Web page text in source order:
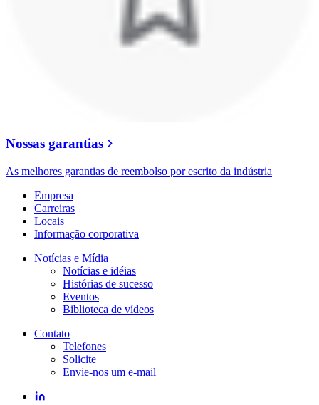
Nossas garantias
As melhores garantias de reembolso por escrito da indústria
Empresa
Carreiras
Locais
Informação corporativa
Notícias e Mídia
Notícias e idéias
Histórias de sucesso
Eventos
Biblioteca de vídeos
Contato
Telefones
Solicite
Envie-nos um e-mail